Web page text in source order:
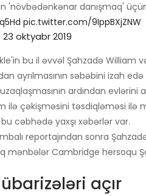
'növbədənkənar danışmaq'
pic.twitter.com/9IppBXjZNW
23 oktyabr 2019
bu il əvvəl Şahzadə William
ayrılmasının səbəbini izah
ardından evlərini
ilə çəkişməsini təsdiqləməsi ilə
cəbhədə yaxşı xəbərlər var.
reportajından sonra
mənbələr Cambridge hersoqu
açır